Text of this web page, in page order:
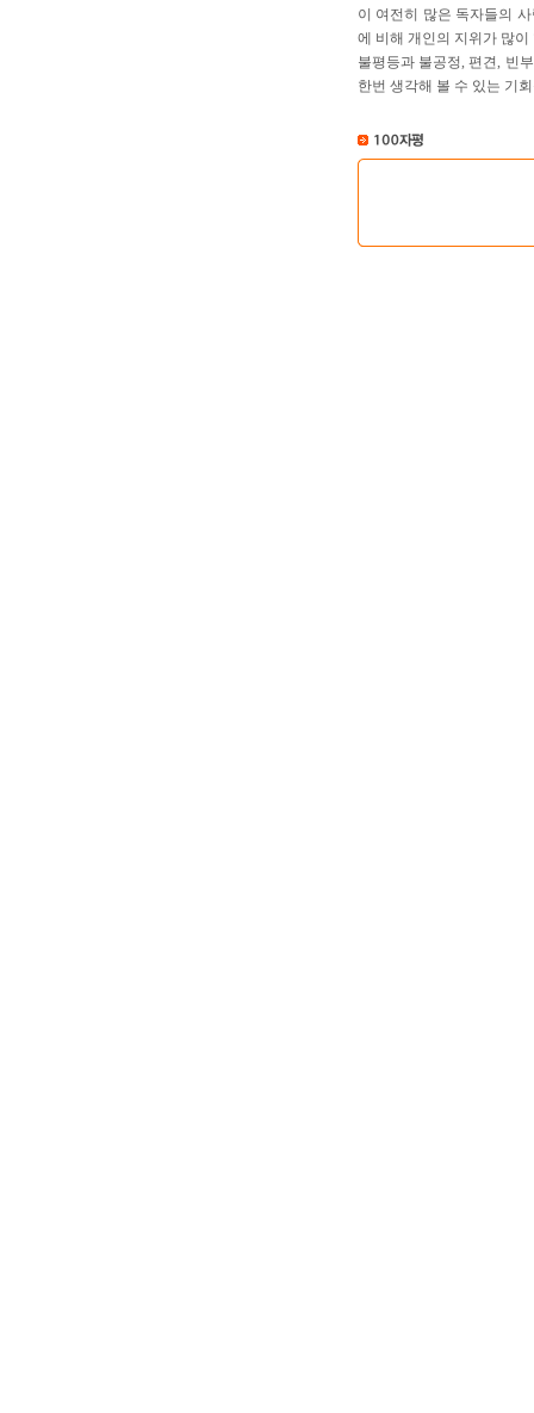
이 여전히 많은 독자들의
에 비해 개인의 지위가 많
불평등과 불공정, 편견, 빈
한번 생각해 볼 수 있는 기